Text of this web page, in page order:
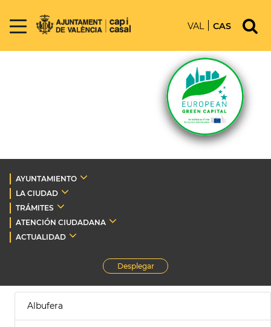
VAL CAS
AYUNTAMIENTO
LA CIUDAD
TRÁMITES
ATENCIÓN CIUDADANA
ACTUALIDAD
Desplegar
Albufera